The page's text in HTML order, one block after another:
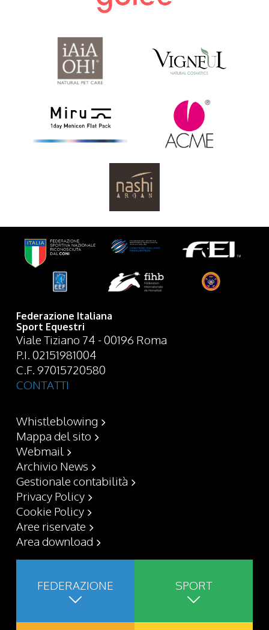
Federazione Italiana
Sport Equestri
Viale Tiziano 74 - 00196 Roma
P.I. 02151981004
C.F. 97015720580
CONTATTI
Whistleblowing
Mappa del sito
Webmail
Archivio News
Gestionale contabilità
Privacy Policy
Cookie Policy
Aree riservate
Area download
FEDERAZIONE SPORT